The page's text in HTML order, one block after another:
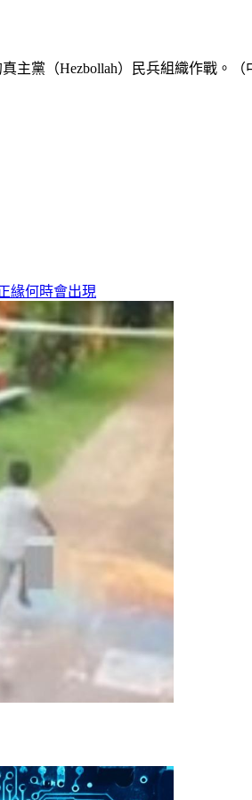
主黨（Hezbollah）民兵組織作戰。（
緣何時會出現